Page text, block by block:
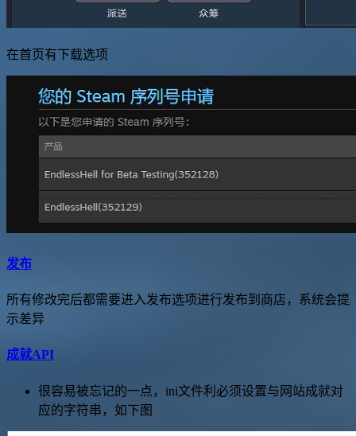
在首页有下载选项
发布
所有修改完后都需要进入发布选项进行发布到商店，系统会提
示差异
成就API
很容易被忘记的一点，ini文件利必须设置与网站成就对
应的字符串，如下图